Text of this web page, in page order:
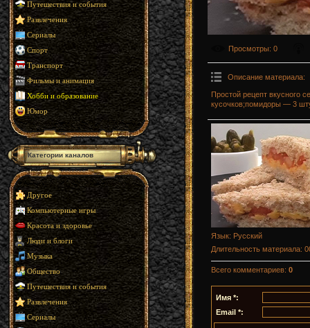
Путешествия и события
Развлечения
Сериалы
Спорт
Транспорт
Фильмы и анимация
Хобби и образование
Юмор
Категории каналов
Другое
Компьютерные игры
Красота и здоровье
Люди и блоги
Музыка
Общество
Путешествия и события
Развлечения
Сериалы
Просмотры: 0
Описание материала:
Простой рецепт вкусного
кусочков;помидоры — 3
Язык: Русский
Длительность материала:
Всего комментариев: 0
Имя *:
Email *: